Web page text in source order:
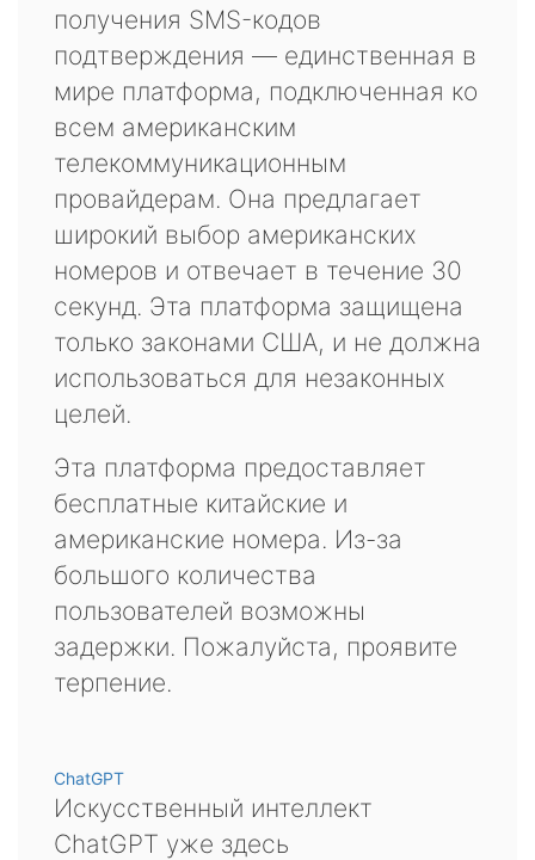
получения SMS-кодов
подтверждения — единственная в
мире платформа, подключенная ко
всем американским
телекоммуникационным
провайдерам. Она предлагает
широкий выбор американских
номеров и отвечает в течение 30
секунд. Эта платформа защищена
только законами США, и не должна
использоваться для незаконных
целей.
Эта платформа предоставляет
бесплатные китайские и
американские номера. Из-за
большого количества
пользователей возможны
задержки. Пожалуйста, проявите
терпение.
ChatGPT
Искусственный интеллект
ChatGPT уже здесь